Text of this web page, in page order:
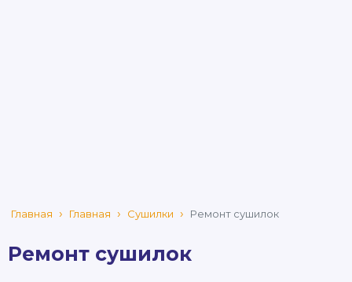
Главная Главная Сушилки Ремонт сушилок
Ремонт сушилок